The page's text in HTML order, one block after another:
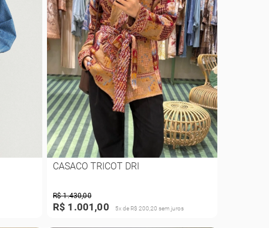
CASACO TRICOT DRI
R$ 1.430,00
R$ 1.001,00 5x de R$ 200,20 sem juros